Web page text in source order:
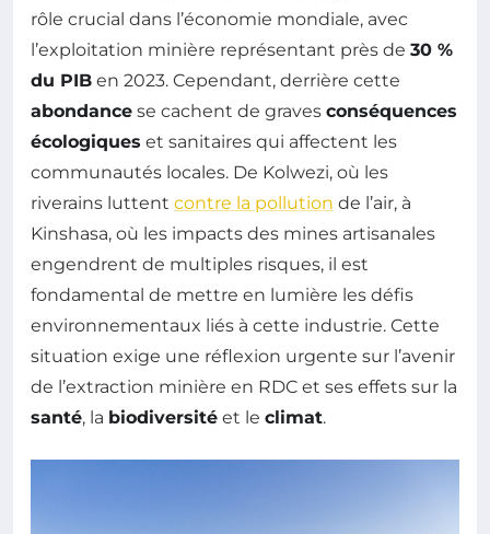
rôle crucial dans l’économie mondiale, avec
l’exploitation minière représentant près de 30 %
du PIB en 2023. Cependant, derrière cette
abondance se cachent de graves conséquences
écologiques et sanitaires qui affectent les
communautés locales. De Kolwezi, où les
riverains luttent contre la pollution de l’air, à
Kinshasa, où les impacts des mines artisanales
engendrent de multiples risques, il est
fondamental de mettre en lumière les défis
environnementaux liés à cette industrie. Cette
situation exige une réflexion urgente sur l’avenir
de l’extraction minière en RDC et ses effets sur la
santé, la biodiversité et le climat.